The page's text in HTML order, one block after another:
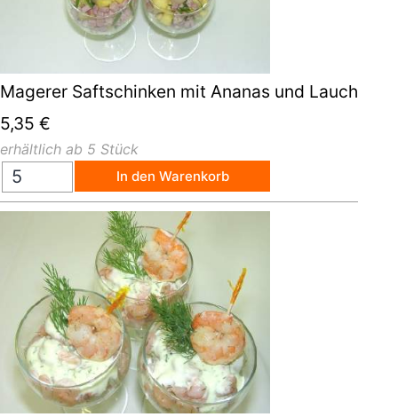
Magerer Saftschinken mit Ananas und Lauch
5,35 €
erhältlich ab 5 Stück
In den Warenkorb